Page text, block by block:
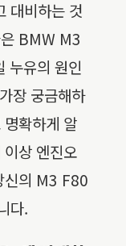
대비하는 것
BMW M3
누유의 원인
장 궁금해하
확하게 알
상 엔진오
신의 M3 F80
다.